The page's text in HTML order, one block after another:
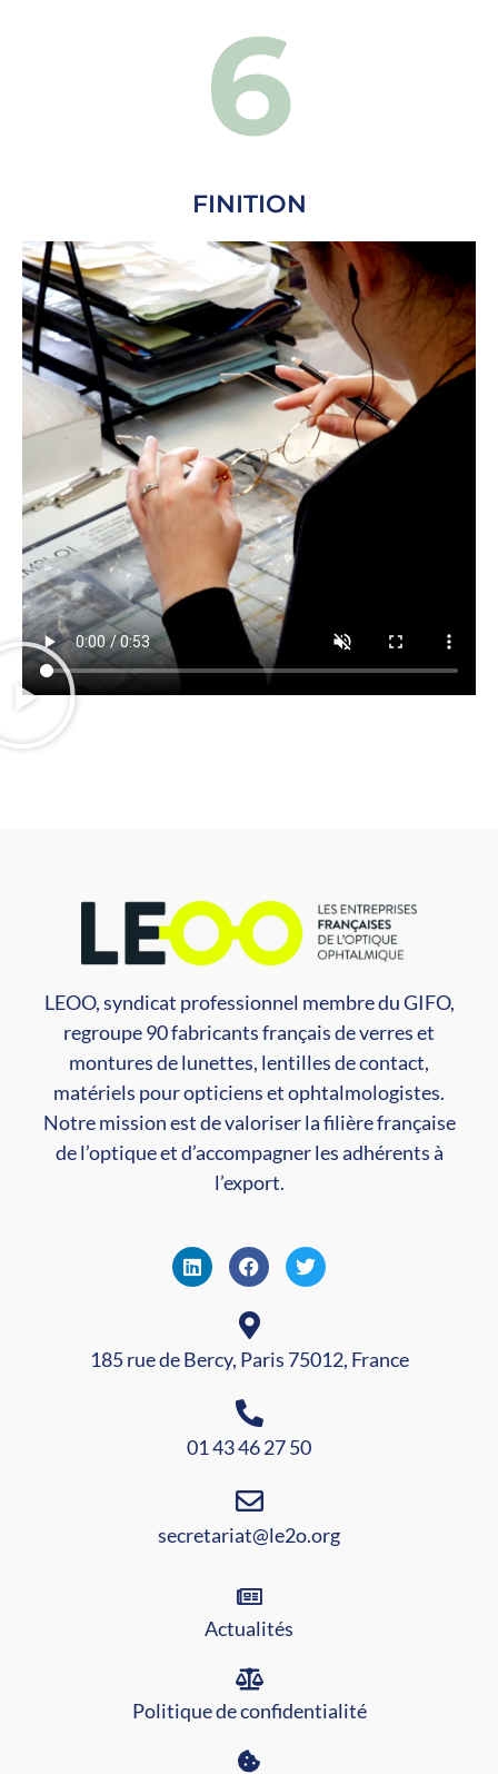
6
FINITION
LEOO, syndicat professionnel membre du GIFO,
regroupe 90 fabricants français de verres et
montures de lunettes, lentilles de contact,
matériels pour opticiens et ophtalmologistes.
Notre mission est de valoriser la filière française
de l’optique et d’accompagner les adhérents à
l’export.
185 rue de Bercy, Paris 75012, France
01 43 46 27 50
secretariat@le2o.org
Actualités
Politique de confidentialité